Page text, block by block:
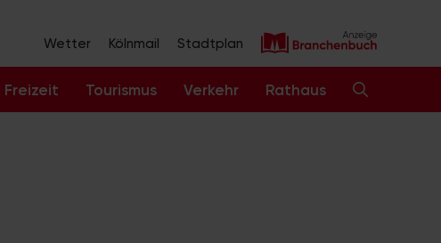
Wetter Kölnmail Stadtplan
Freizeit Tourismus Verkehr Rathaus